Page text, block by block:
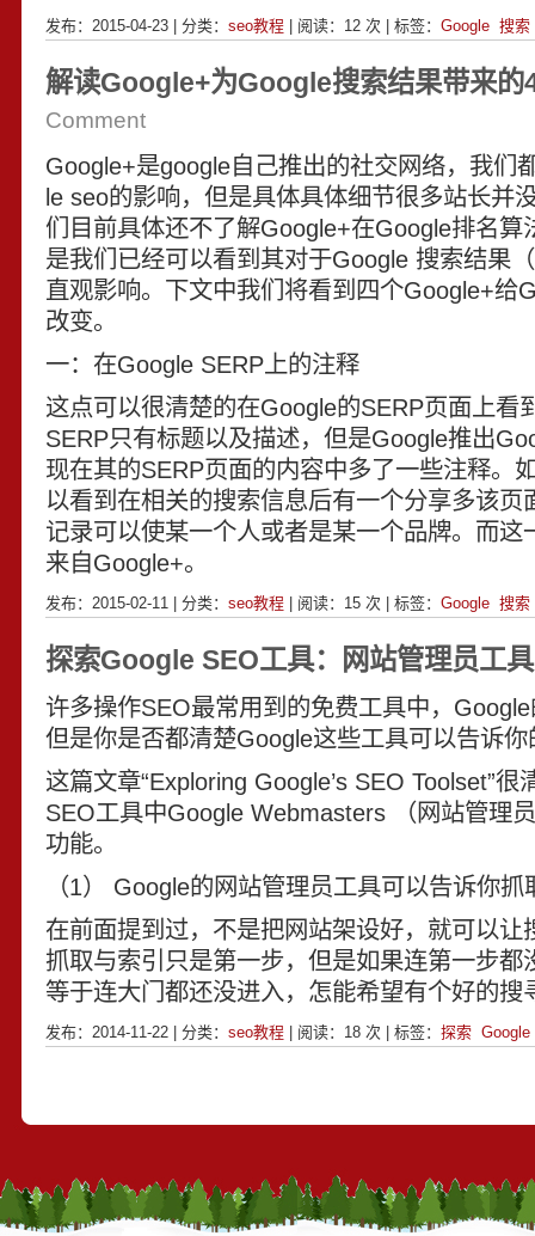
发布：2015-04-23 | 分类： seo教程| 阅读： 12 次 | 标签： Google 搜索
解读Google+为Google搜索结果带来的
Comment
Google+是google自己推出的社交网络，我们
le seo的影响，但是具体具体细节很多站长并
们目前具体还不了解Google+在Google排名算
是我们已经可以看到其对于Google 搜索结果
直观影响。下文中我们将看到四个Google+给
改变。
一：在Google SERP上的注释
这点可以很清楚的在Google的SERP页面上看
SERP只有标题以及描述，但是Google推出
现在其的SERP页面的内容中多了一些注释。
以看到在相关的搜索信息后有一个分享多该页
记录可以使某一个人或者是某一个品牌。而这
来自Google+。
发布：2015-02-11 | 分类： seo教程| 阅读： 15 次 | 标签： Google 搜索
探索Google SEO工具：网站管理员工
许多操作SEO最常用到的免费工具中，
但是你是否都清楚Google这些工具可以告诉你
这篇文章“Exploring Google’s SEO Toolset”
SEO工具中Google Webmasters （网站管理
功能。
（1） Google的网站管理员工具可以告诉你
在前面提到过，不是把网站架设好，就可以让
抓取与索引只是第一步，但是如果连第一步都
等于连大门都还没进入，怎能希望有个好的搜
发布：2014-11-22 | 分类： seo教程| 阅读： 18 次 | 标签： 探索 Google